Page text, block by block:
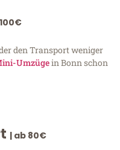
den Transport weniger
Umzügein Bonn schon
| ab 80€